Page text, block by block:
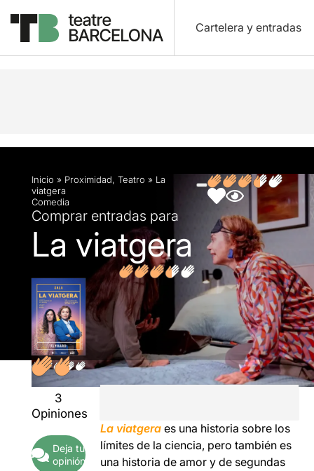
Cartelera y entradas
Descripción Ficha artística Fotos y vídeos
Inicio » Proximidad, Teatro » La
viatgera
Comedia
Comprar entradas para
La viatgera
3
Opiniones
Deja tu
opinión
La viatgera es una historia sobre los
límites de la ciencia, pero también es
una historia de amor y de segundas